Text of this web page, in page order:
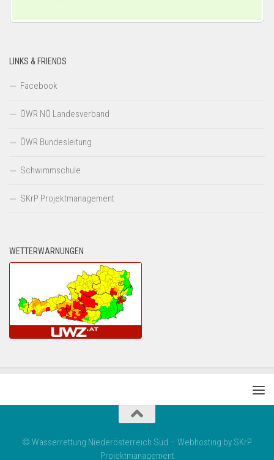
LINKS & FRIENDS
Facebook
ÖWR NÖ Landesverband
ÖWR Bundesleitung
Schwimmschule
SKrP Projektmanagement
WETTERWARNUNGEN
© Wasserrettung Niederösterreich Süd – Webhosting by SKrP
Projektmanagement